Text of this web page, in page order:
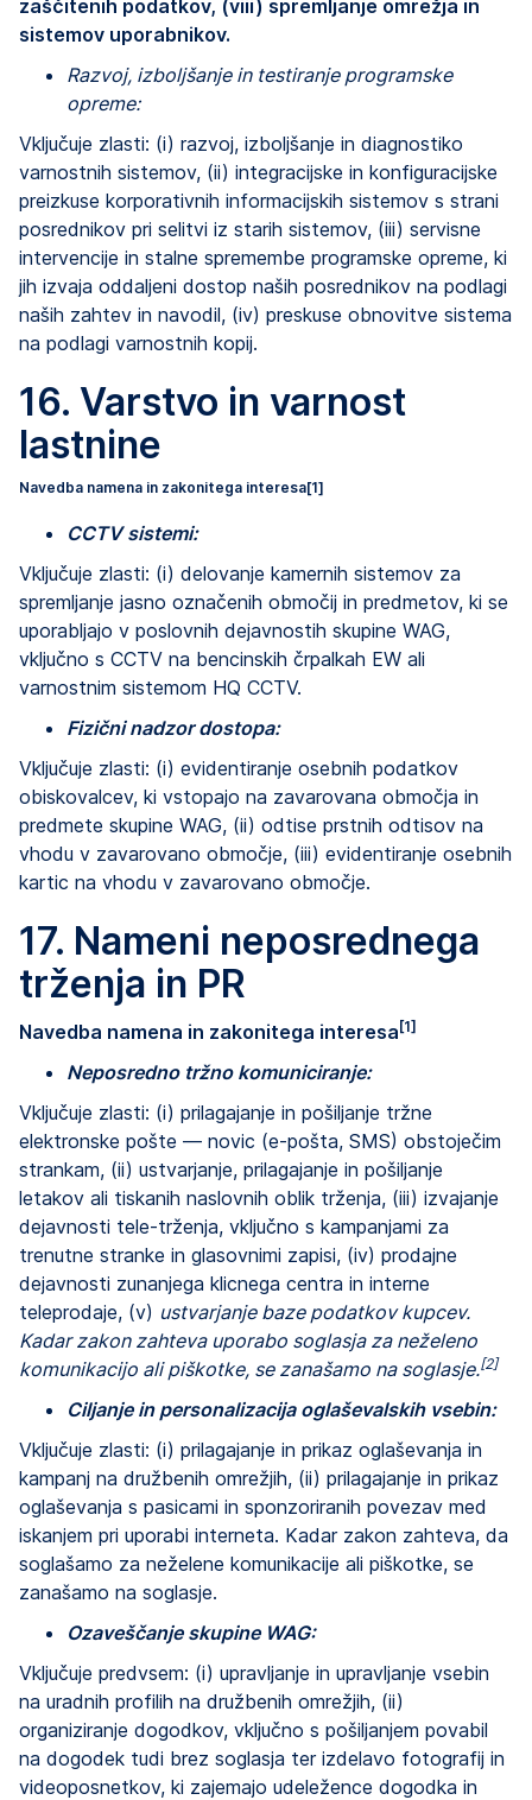
zaščitenih podatkov, (viii) spremljanje omrežja in
sistemov uporabnikov.
Razvoj, izboljšanje in testiranje programske
opreme:
Vključuje zlasti: (i) razvoj, izboljšanje in diagnostiko
varnostnih sistemov, (ii) integracijske in konfiguracijske
preizkuse korporativnih informacijskih sistemov s strani
posrednikov pri selitvi iz starih sistemov, (iii) servisne
intervencije in stalne spremembe programske opreme, ki
jih izvaja oddaljeni dostop naših posrednikov na podlagi
naših zahtev in navodil, (iv) preskuse obnovitve sistema
na podlagi varnostnih kopij.
16. Varstvo in varnost
lastnine
Navedba namena in zakonitega interesa[1]
CCTV sistemi:
Vključuje zlasti: (i) delovanje kamernih sistemov za
spremljanje jasno označenih območij in predmetov, ki se
uporabljajo v poslovnih dejavnostih skupine WAG,
vključno s CCTV na bencinskih črpalkah EW ali
varnostnim sistemom HQ CCTV.
Fizični nadzor dostopa:
Vključuje zlasti: (i) evidentiranje osebnih podatkov
obiskovalcev, ki vstopajo na zavarovana območja in
predmete skupine WAG, (ii) odtise prstnih odtisov na
vhodu v zavarovano območje, (iii) evidentiranje osebnih
kartic na vhodu v zavarovano območje.
17. Nameni neposrednega
trženja in PR
Navedba namena in zakonitega interesa[1]
Neposredno tržno komuniciranje:
Vključuje zlasti: (i) prilagajanje in pošiljanje tržne
elektronske pošte — novic (e-pošta, SMS) obstoječim
strankam, (ii) ustvarjanje, prilagajanje in pošiljanje
letakov ali tiskanih naslovnih oblik trženja, (iii) izvajanje
dejavnosti tele-trženja, vključno s kampanjami za
trenutne stranke in glasovnimi zapisi, (iv) prodajne
dejavnosti zunanjega klicnega centra in interne
teleprodaje, (v) ustvarjanje baze podatkov kupcev.
Kadar zakon zahteva uporabo soglasja za neželeno
komunikacijo ali piškotke, se zanašamo na soglasje.[2]
Ciljanje in personalizacija oglaševalskih vsebin:
Vključuje zlasti: (i) prilagajanje in prikaz oglaševanja in
kampanj na družbenih omrežjih, (ii) prilagajanje in prikaz
oglaševanja s pasicami in sponzoriranih povezav med
iskanjem pri uporabi interneta. Kadar zakon zahteva, da
soglašamo za neželene komunikacije ali piškotke, se
zanašamo na soglasje.
Ozaveščanje skupine WAG:
Vključuje predvsem: (i) upravljanje in upravljanje vsebin
na uradnih profilih na družbenih omrežjih, (ii)
organiziranje dogodkov, vključno s pošiljanjem povabil
na dogodek tudi brez soglasja ter izdelavo fotografij in
videoposnetkov, ki zajemajo udeležence dogodka in